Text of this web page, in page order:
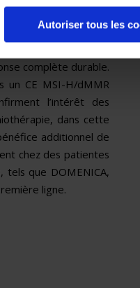
Autoriser tous les
de
de MSH2/MSH6,
complète durable.
un CE MSI-H/dMMR
l’intérêt des
dans cette
additionnel de
chez des patientes
tels que DOMENICA,
ligne.